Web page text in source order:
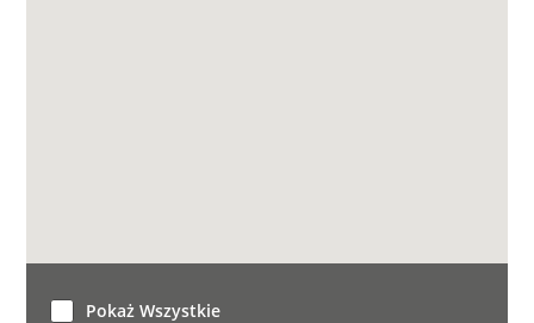
Pokaż Wszystkie